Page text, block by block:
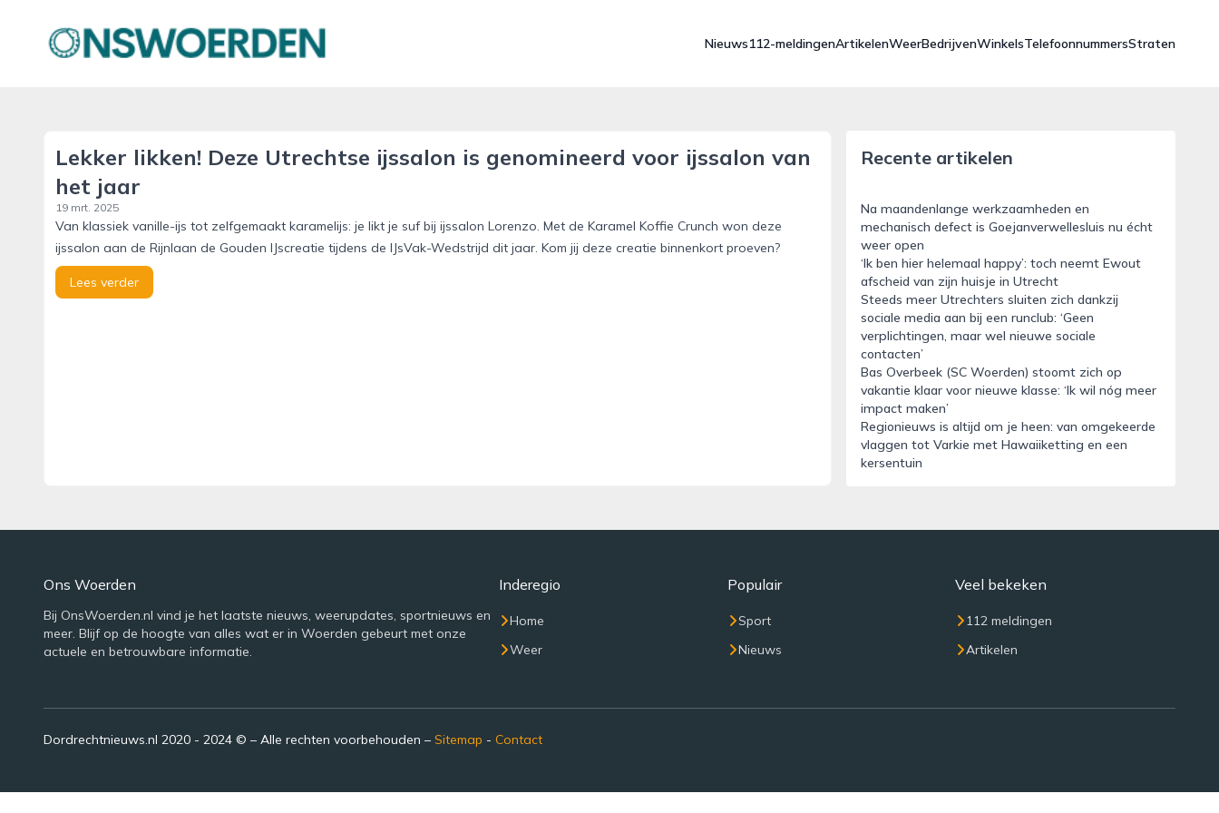
onswoerden.nl
Nieuws112-meldingenArtikelenWeerBedrijvenWinkelsTelefoonnummersStraten
Lekker likken! Deze Utrechtse ijssalon is genomineerd voor ijssalon van
het jaar
19 mrt. 2025
Van klassiek vanille-ijs tot zelfgemaakt karamelijs: je likt je suf bij ijssalon Lorenzo. Met de Karamel Koffie Crunch won deze
ijssalon aan de Rijnlaan de Gouden IJscreatie tijdens de IJsVak-Wedstrijd dit jaar. Kom jij deze creatie binnenkort proeven?
Lees verder
Recente artikelen
Na maandenlange werkzaamheden en
mechanisch defect is Goejanverwellesluis nu écht
weer open
‘Ik ben hier helemaal happy’: toch neemt Ewout
afscheid van zijn huisje in Utrecht
Steeds meer Utrechters sluiten zich dankzij
sociale media aan bij een runclub: ‘Geen
verplichtingen, maar wel nieuwe sociale
contacten’
Bas Overbeek (SC Woerden) stoomt zich op
vakantie klaar voor nieuwe klasse: ‘Ik wil nóg meer
impact maken’
Regionieuws is altijd om je heen: van omgekeerde
vlaggen tot Varkie met Hawaiiketting en een
kersentuin
Ons Woerden
Bij OnsWoerden.nl vind je het laatste nieuws, weerupdates, sportnieuws en
meer. Blijf op de hoogte van alles wat er in Woerden gebeurt met onze
actuele en betrouwbare informatie.
Inderegio
Home
Weer
Populair
Sport
Nieuws
Veel bekeken
112 meldingen
Artikelen
Dordrechtnieuws.nl 2020 - 2024 © – Alle rechten voorbehouden – Sitemap - Contact